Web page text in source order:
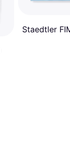
Staedtler